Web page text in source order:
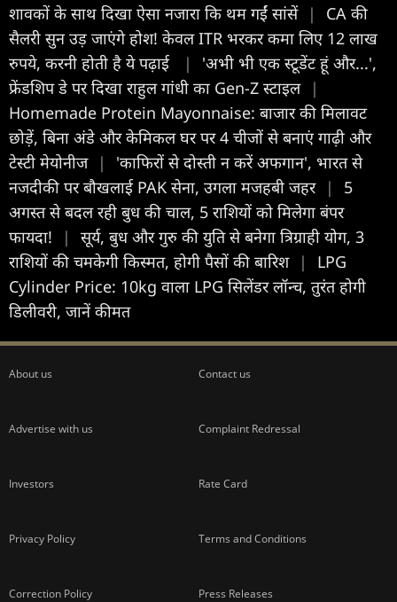
शावकों के साथ दिखा ऐसा नजारा कि थम गईं सांसें |
CA की
सैलरी सुन उड़ जाएंगे होश! केवल ITR भरकर कमा लिए 12 लाख
रुपये, करनी होती है ये पढ़ाई
|
'अभी भी एक स्टूडेंट हूं और...',
फ्रेंडशिप डे पर दिखा राहुल गांधी का Gen-Z स्टाइल |
Homemade Protein Mayonnaise: बाजार की मिलावट
छोड़ें, बिना अंडे और केमिकल घर पर 4 चीजों से बनाएं गाढ़ी और
टेस्टी मेयोनीज |
'काफिरों से दोस्ती न करें अफगान', भारत से
नजदीकी पर बौखलाई PAK सेना, उगला मजहबी जहर |
5
अगस्त से बदल रही बुध की चाल, 5 राशियों को मिलेगा बंपर
फायदा!
|
सूर्य, बुध और गुरु की युति से बनेगा त्रिग्राही योग, 3
राशियों की चमकेगी किस्मत, होगी पैसों की बारिश |
LPG
Cylinder Price: 10kg वाला LPG सिलेंडर लॉन्‍च, तुरंत होगी
डिलीवरी, जानें कीमत
About us Contact us
Advertise with us Complaint Redressal
Investors Rate Card
Privacy Policy Terms and Conditions
Correction Policy Press Releases